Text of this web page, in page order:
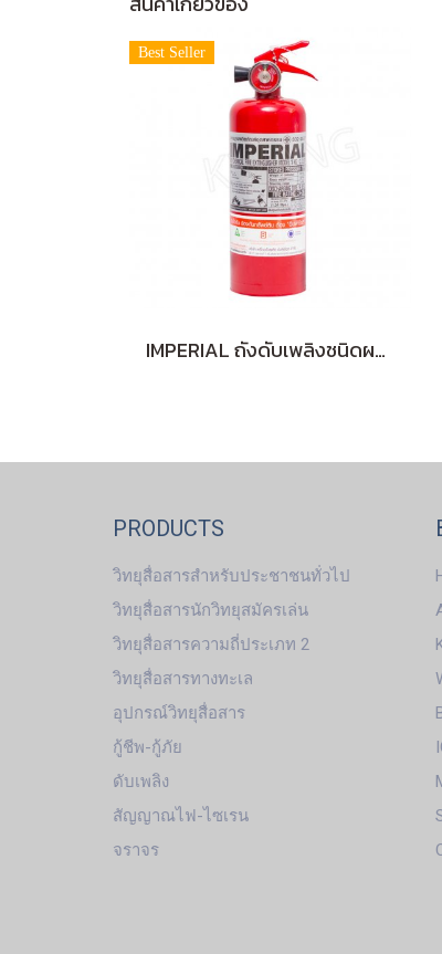
Best Seller
IMPERIAL ถังดับเพลิงชนิดผงเคมีแห้ง 2 ปอนด์ สีแดง
PRODUCTS
วิทยุสื่อสารสำหรับประชาชนทั่วไป
วิทยุสื่อสารนักวิทยุสมัครเล่น
วิทยุสื่อสารความถี่ประเภท 2
วิทยุสื่อสารทางทะเล
อุปกรณ์วิทยุสื่อสาร
กู้ชีพ-กู้ภัย
ดับเพลิง
สัญญาณไฟ-ไซเรน
จราจร